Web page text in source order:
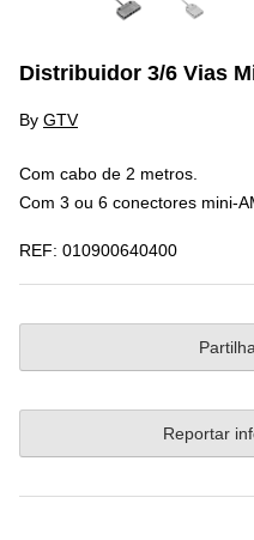
Distribuidor 3/6 Vias
By GTV
Com cabo de 2 metros.
Com 3 ou 6 conectores mini-
REF: 010900640400
Reportar